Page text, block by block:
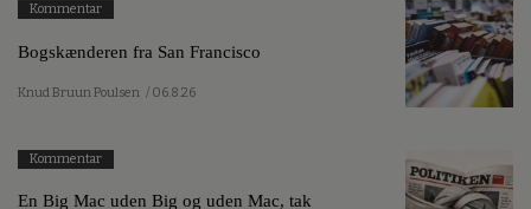
Kommentar
Bogskænderen fra San Francisco
Knud Bruun Poulsen / 06.8.26
Kommentar
En Big Mac uden Big og uden Mac, tak